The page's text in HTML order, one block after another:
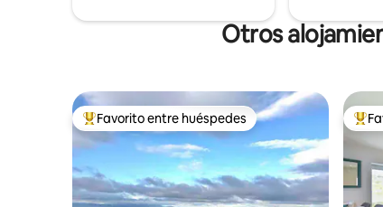
RESTRINGIR LAS RESERVAS A UN AÑO DE
Otros
Favorito entre huéspedes preferido
Favorito entre huéspedes